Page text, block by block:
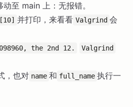
动至 main 上：无报错。
并打印，来看看 Valgrind 会
the 2nd 12. Valgrind
，也对 name 和 full_name 执行一